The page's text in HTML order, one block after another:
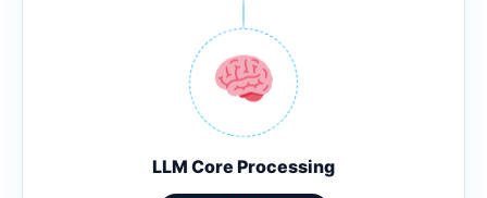
LLM Core Processing